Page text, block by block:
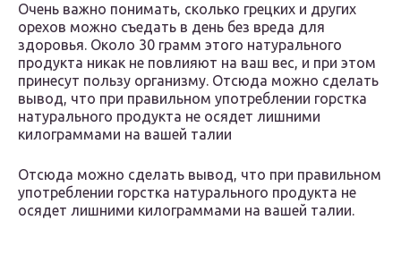
Очень важно понимать, сколько грецких и других
орехов можно съедать в день без вреда для
здоровья. Около 30 грамм этого натурального
продукта никак не повлияют на ваш вес, и при этом
принесут пользу организму. Отсюда можно сделать
вывод, что при правильном употреблении горстка
натурального продукта не осядет лишними
килограммами на вашей талии
Отсюда можно сделать вывод, что при правильном
употреблении горстка натурального продукта не
осядет лишними килограммами на вашей талии.